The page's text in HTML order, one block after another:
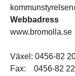
Webbadress
www.bromolla.se
Växel: 0456-82
Fax: 0456-82